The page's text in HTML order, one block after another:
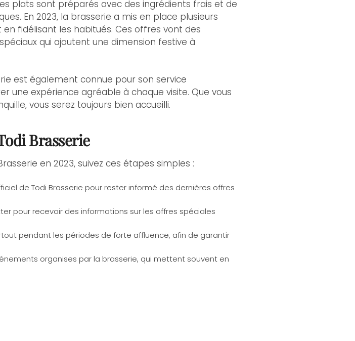
plats sont préparés avec des ingrédients frais et de
En 2023, la brasserie a mis en place plusieurs
fidélisant les habitués. Ces offres vont des
qui ajoutent une dimension festive à
est également connue pour son service
une expérience agréable à chaque visite. Que vous
vous serez toujours bien accueilli.
Brasserie
en 2023, suivez ces étapes simples :
de Todi Brasserie pour rester informé des dernières offres
pour recevoir des informations sur les offres spéciales
pendant les périodes de forte affluence, afin de garantir
organises par la brasserie, qui mettent souvent en